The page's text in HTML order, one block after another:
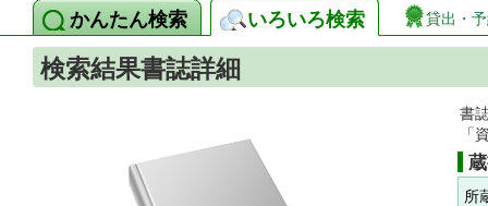
かんたん検索 いろいろ検索 貸出・
検索結果書誌詳細
書
「
所